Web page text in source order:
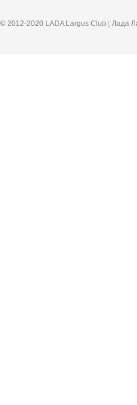
© 2012-2020 LADA Largus Club | Лада